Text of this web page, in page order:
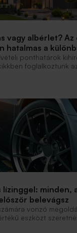
vagy albérlet?
hatalmas a
ponthatárok
foglalkoztunk
vagy vásárolni éri
mindenképpen
mi a helyzet akkor,
koncentrálunk?
vásárolt, illetve
illetve jobb híján arra
lízinggel: minden,
belevágsz
vonzó
eszközt
egy összegben ki